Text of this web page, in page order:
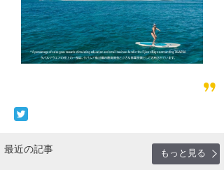
最近の記事
もっと見る